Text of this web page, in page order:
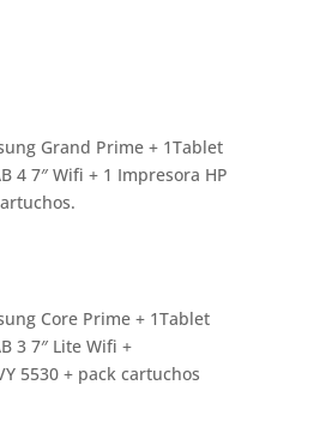
Grand Prime + 1Tablet
4 7″ Wifi + 1 Impresora HP
Core Prime + 1Tablet
3 7″ Lite Wifi +
5530 + pack cartuchos